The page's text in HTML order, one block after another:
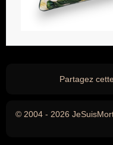
Partagez
© 2004 - 2026